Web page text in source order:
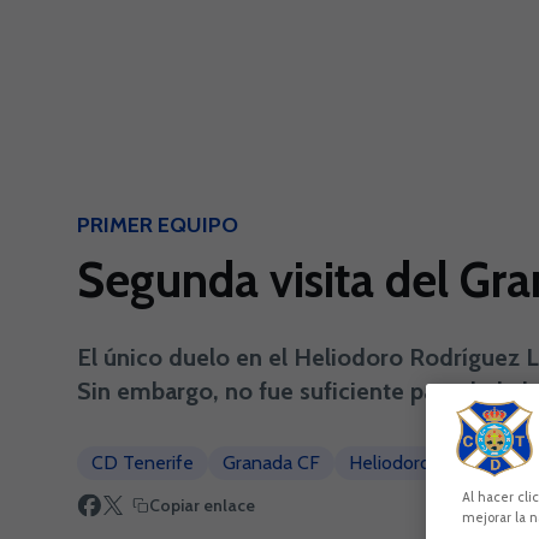
PRIMER EQUIPO
Segunda visita del
El único duelo en el Heliodoro Rodríguez
Sin embargo, no fue suficiente para darle
CD Tenerife Granada CF Heliodoro Rodríguez
Copiar enlace
Al hacer
mejorar la